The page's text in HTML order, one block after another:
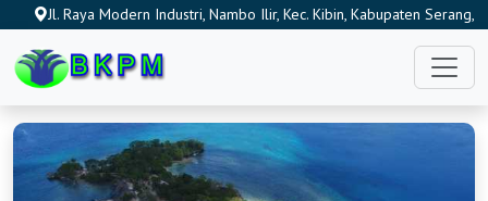
Jl. Raya Modern Industri, Nambo Ilir, Kec. Kibin, Kabupaten Serang,